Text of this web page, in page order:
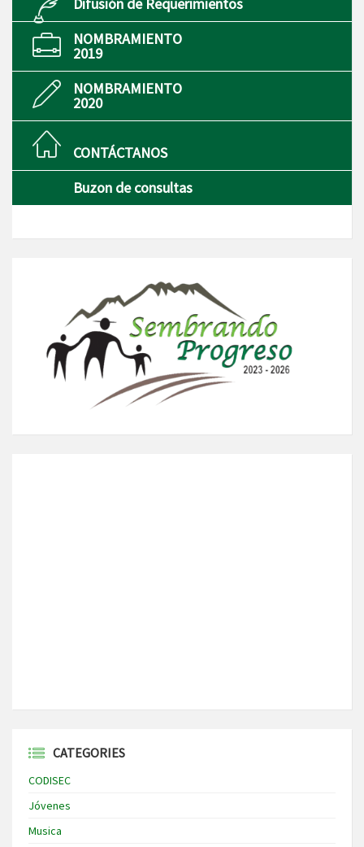
NOMBRAMIENTO
2019
NOMBRAMIENTO
2020
CONTÁCTANOS
Buzon de consultas
CATEGORIES
CODISEC
Jóvenes
Musica